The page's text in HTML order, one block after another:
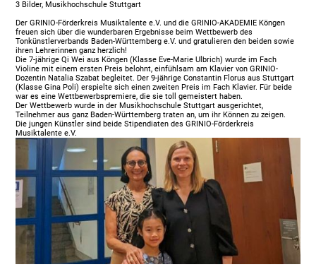
3 Bilder, Musikhochschule Stuttgart
Der GRINIO-Förderkreis Musiktalente e.V. und die GRINIO-AKADEMIE Köngen
freuen sich über die wunderbaren Ergebnisse beim Wettbewerb des
Tonkünstlerverbands Baden-Württemberg e.V. und gratulieren den beiden sowie
ihren Lehrerinnen ganz herzlich!
Die 7-jährige Qi Wei aus Köngen (Klasse Eve-Marie Ulbrich) wurde im Fach
Violine mit einem ersten Preis belohnt, einfühlsam am Klavier von GRINIO-
Dozentin Natalia Szabat begleitet. Der 9-jährige Constantin Florus aus Stuttgart
(Klasse Gina Poli) erspielte sich einen zweiten Preis im Fach Klavier. Für beide
war es eine Wettbewerbspremiere, die sie toll gemeistert haben.
Der Wettbewerb wurde in der Musikhochschule Stuttgart ausgerichtet,
Teilnehmer aus ganz Baden-Württemberg traten an, um ihr Können zu zeigen.
Die jungen Künstler sind beide Stipendiaten des GRINIO-Förderkreis
Musiktalente e.V.